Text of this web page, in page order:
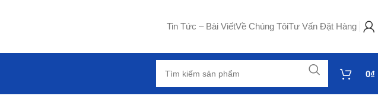
Tin Tức – Bài ViếtVề Chúng TôiTư Vấn Đặt Hàng
0₫